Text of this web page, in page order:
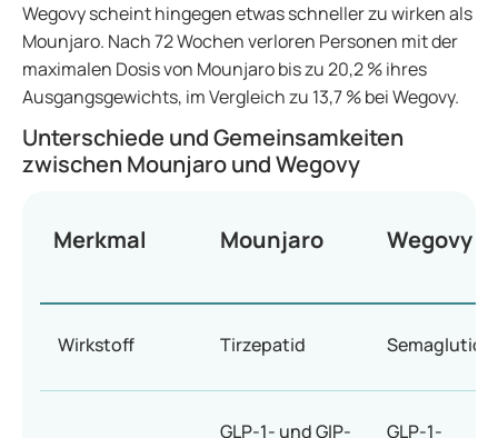
Wegovy scheint hingegen etwas schneller zu wirken als
Mounjaro. Nach 72 Wochen verloren Personen mit der
maximalen Dosis von Mounjaro bis zu 20,2 % ihres
Ausgangsgewichts, im Vergleich zu 13,7 % bei Wegovy.
Unterschiede und Gemeinsamkeiten
zwischen Mounjaro und Wegovy
Merkmal Mounjaro Wegovy
Wirkstoff Tirzepatid Semaglutid
GLP-1- und GIP- GLP-1-